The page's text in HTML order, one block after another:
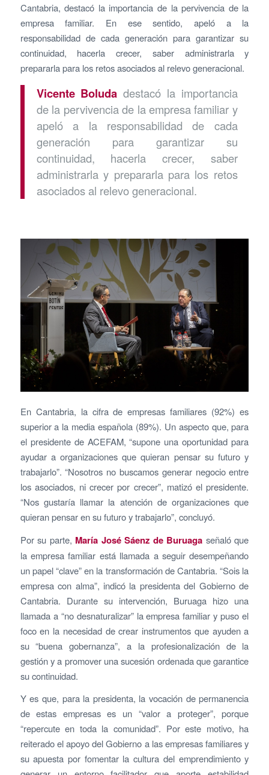
Cantabria, destacó la importancia de la pervivencia de la
empresa familiar. En ese sentido, apeló a la
responsabilidad de cada generación para garantizar su
continuidad, hacerla crecer, saber administrarla y
prepararla para los retos asociados al relevo generacional.
Vicente Boluda destacó la importancia
de la pervivencia de la empresa familiar y
apeló a la responsabilidad de cada
generación para garantizar su
continuidad, hacerla crecer, saber
administrarla y prepararla para los retos
asociados al relevo generacional.
En Cantabria, la cifra de empresas familiares (92%) es
superior a la media española (89%). Un aspecto que, para
el presidente de ACEFAM, “supone una oportunidad para
ayudar a organizaciones que quieran pensar su futuro y
trabajarlo”. “Nosotros no buscamos generar negocio entre
los asociados, ni crecer por crecer”, matizó el presidente.
“Nos gustaría llamar la atención de organizaciones que
quieran pensar en su futuro y trabajarlo”, concluyó.
Por su parte, María José Sáenz de Buruaga señaló que
la empresa familiar está llamada a seguir desempeñando
un papel “clave” en la transformación de Cantabria. “Sois la
empresa con alma”, indicó la presidenta del Gobierno de
Cantabria. Durante su intervención, Buruaga hizo una
llamada a “no desnaturalizar” la empresa familiar y puso el
foco en la necesidad de crear instrumentos que ayuden a
su “buena gobernanza”, a la profesionalización de la
gestión y a promover una sucesión ordenada que garantice
su continuidad.
Y es que, para la presidenta, la vocación de permanencia
de estas empresas es un “valor a proteger”, porque
“repercute en toda la comunidad”. Por este motivo, ha
reiterado el apoyo del Gobierno a las empresas familiares y
su apuesta por fomentar la cultura del emprendimiento y